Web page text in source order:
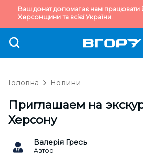
Ваш донат допомагає нам працювати
Херсонщини та всієї України.
Головна Новини
Приглашаем на
Херсону
Валерія Гресь
Автор